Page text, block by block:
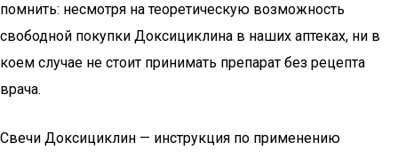
помнить: несмотря на теоретическую возможность
свободной покупки Доксициклина в наших аптеках, ни в
коем случае не стоит принимать препарат без рецепта
врача.
Свечи Доксициклин — инструкция по применению